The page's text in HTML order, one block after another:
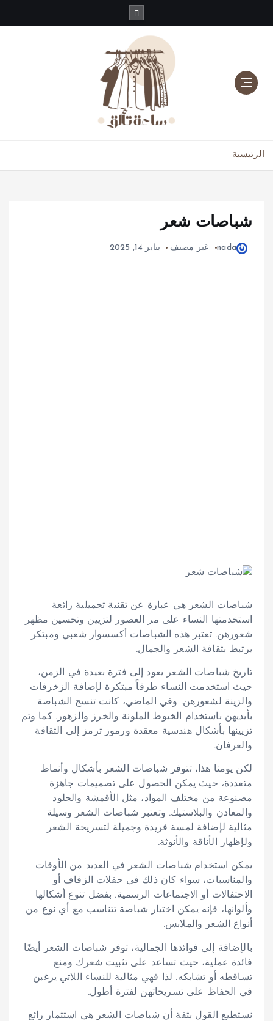
الرئيسية
شباصات شعر
nada غير مصنف يناير 14, 2025
شباصات الشعر هي عبارة عن تقنية تجميلية رائعة
استخدمتها النساء على مر العصور لتزيين وتحسين مظهر
شعورهن. تعتبر هذه الشباصات أكسسوار شعبي ومبتكر
يرتبط بثقافة الشعر والجمال.
تاريخ شباصات الشعر يعود إلى فترة بعيدة في الزمن،
حيث استخدمت النساء طرقاً مبتكرة لإضافة الزخرفات
والزينة لشعورهن. وفي الماضي، كانت تنسج الشباصة
بأيديهن باستخدام الخيوط الملونة والخرز والزهور. كما وتم
تزيينها بأشكال هندسية معقدة ورموز ترمز إلى الثقافة
والعرفان.
لكن يومنا هذا، تتوفر شباصات الشعر بأشكال وأنماط
متعددة، حيث يمكن الحصول على تصميمات جاهزة
مصنوعة من مختلف المواد، مثل الأقمشة والجلود
والمعادن والبلاستيك. وتعتبر شباصات الشعر وسيلة
مثالية لإضافة لمسة فريدة وجميلة لتسريحة الشعر
ولإظهار الأناقة والأنوثة.
يمكن استخدام شباصات الشعر في العديد من الأوقات
والمناسبات، سواء كان ذلك في حفلات الزفاف أو
الاحتفالات أو الاجتماعات الرسمية. بفضل تنوع أشكالها
وألوانها، فإنه يمكن اختيار شباصة تتناسب مع أي نوع من
أنواع الشعر والملابس.
بالإضافة إلى فوائدها الجمالية، توفر شباصات الشعر أيضًا
فائدة عملية، حيث تساعد على تثبيت شعرك ومنع
تساقطه أو تشابكه. لذا فهي مثالية للنساء اللاتي يرغبن
في الحفاظ على تسريحاتهن لفترة أطول.
نستطيع القول بثقة أن شباصات الشعر هي استثمار رائع